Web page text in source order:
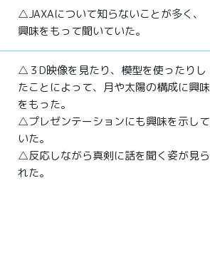
△JAXAについて知らないことが多く、
興味をもって聞いていた。
△３D映像を見たり、模型を使ったりし
たことによって、月や太陽の構成に興味
をもった。
△プレゼンテーションにも興味を示して
いた。
△反応しながら真剣に話を聞く姿が見ら
れた。